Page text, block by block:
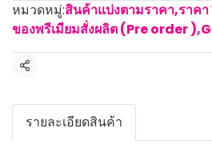
หมวดหมู่:สินค้าแบ่งตามราคา,ราค
ของพรีเมียมสั่งผลิต (Pre order ),
แชร์
รายละเอียดสินค้า